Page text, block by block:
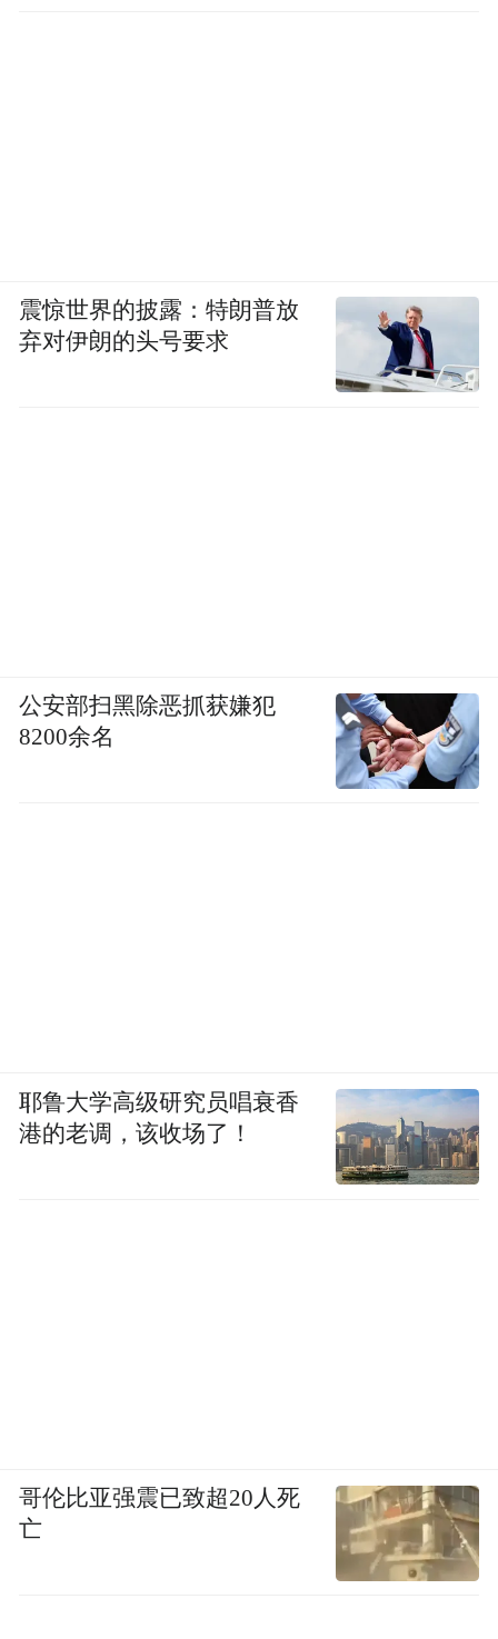
震惊世界的披露：特朗普放
弃对伊朗的头号要求
公安部扫黑除恶抓获嫌犯
8200余名
耶鲁大学高级研究员唱衰香
港的老调，该收场了！
哥伦比亚强震已致超20人死
亡